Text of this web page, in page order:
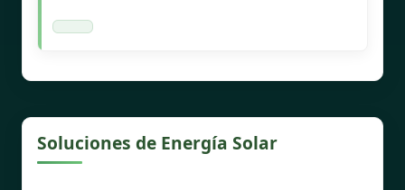
Soluciones de Energía Solar